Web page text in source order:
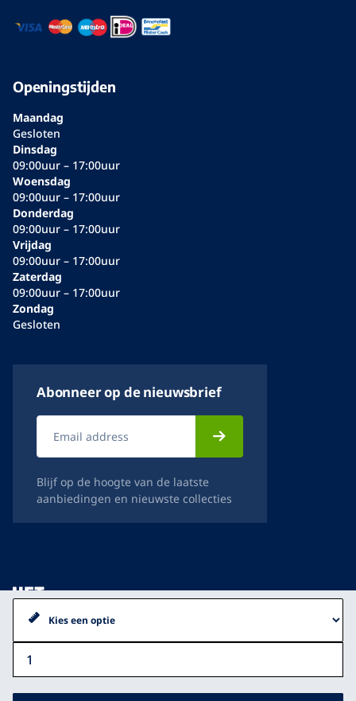
Pierre
Cardin
Openingstijden
Maandag
Gesloten
Dinsdag
09:00uur – 17:00uur
Woensdag
09:00uur – 17:00uur
Donderdag
09:00uur – 17:00uur
Vrijdag
09:00uur – 17:00uur
Zaterdag
09:00uur – 17:00uur
Zondag
Gesloten
Abonneer op de nieuwsbrief
Blijf op de hoogte van de laatste
aanbiedingen en nieuwste collecties
Algemene voorwaarden
Privacy